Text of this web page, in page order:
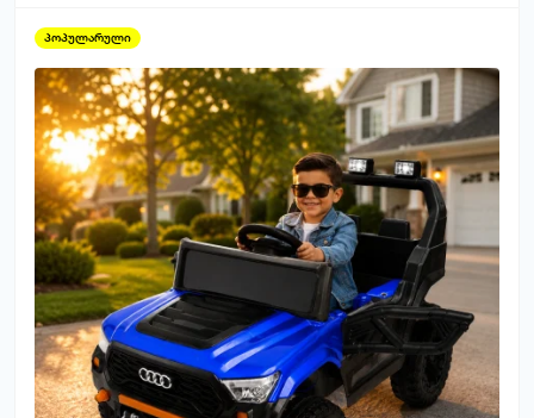
პოპულარული